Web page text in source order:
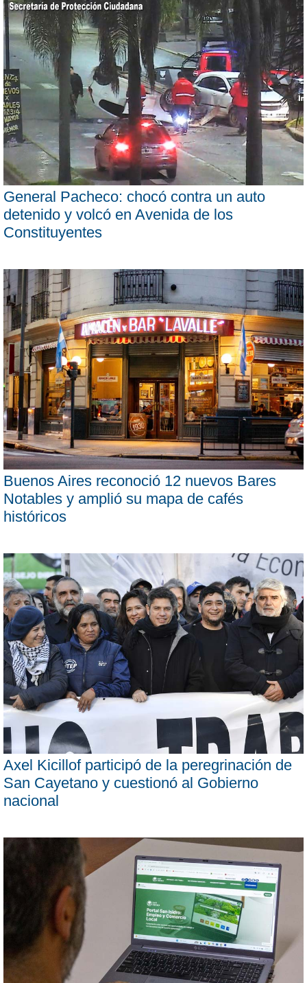
General Pacheco: chocó contra un auto
detenido y volcó en Avenida de los
Constituyentes
Buenos Aires reconoció 12 nuevos Bares
Notables y amplió su mapa de cafés
históricos
Axel Kicillof participó de la peregrinación de
San Cayetano y cuestionó al Gobierno
nacional